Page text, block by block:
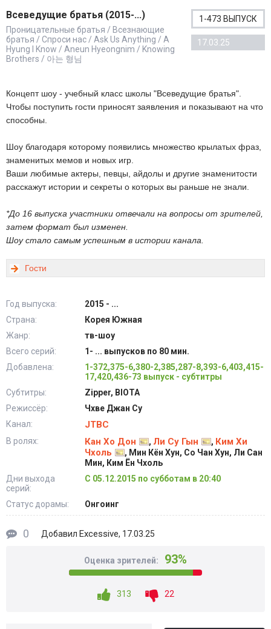
Всеведущие братья (2015-...)
Проницательные братья / Всезнающие
братья / Спроси нас / Ask Us Anything / A
Hyung I Know / Aneun Hyeongnim / Knowing
Brothers / 아는 형님
1-473 ВЫПУСК
17.03.25
Концепт шоу - учебный класс школы "Всеведущие братья".
Чтобы поступить гости приносят заявления и показывают на что
способны.
Шоу благодаря которому появились множество крылатых фраз,
знаменитых мемов и новых игр.
Ваши любимые актеры, певцы, айдолы и другие знаменитости
расскажут истории и секреты о которых вы раньше не знали.
*До 16 выпуска участники отвечали на вопросы от зрителей,
затем формат был изменен.
Шоу стало самым успешным в истории канала.
Гости
Год выпуска:
2015 - ...
Страна:
Корея Южная
Жанр:
тв-шоу
Всего серий:
1- ... выпусков по 80 мин.
Добавлена:
1-372,375-6,380-2,385,287-8,393-6,403,415-
17,420,436-73 выпуск - субтитры
Субтитры:
Zipper, BIOTA
Режиссёр:
Чхве Джан Су
Канал:
JTBC
В ролях: Кан Хо Дон , Ли Су Гын , Ким Хи
Чхоль
, Мин Кён Хун, Со Чан Хун, Ли Сан
Мин, Ким Ён Чхоль
Дни выхода
серий:
С 05.12.2015 по субботам в 20:40
Статус дорамы: Онгоинг
0 Добавил Excessive, 17.03.25
Оценка зрителей: 93%
313 22